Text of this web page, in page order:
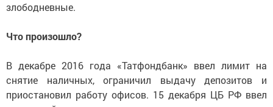
злободневные.
Что произошло?
В декабре 2016 года «Татфондбанк» ввел лимит на
снятие наличных, ограничил выдачу депозитов и
приостановил работу офисов. 15 декабря ЦБ РФ ввел